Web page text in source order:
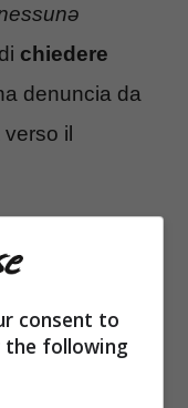
chiedere
denuncia da
il
consent to
the following